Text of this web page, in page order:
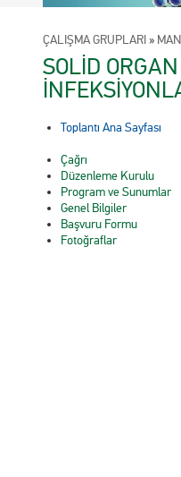
ÇALIŞMA GRUPLARI »
SOLİD
Toplantı Ana Sayfası
Çağrı
Düzenleme Kurulu
Program ve Sunumlar
Genel Bilgiler
Başvuru Formu
Fotoğraflar